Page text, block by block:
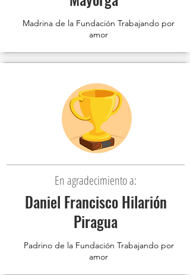
Madrina de la Fundación Trabajando por
amor
En agradecimiento a:
Daniel Francisco Hilarión
Piragua
Padrino de la Fundación Trabajando por
amor